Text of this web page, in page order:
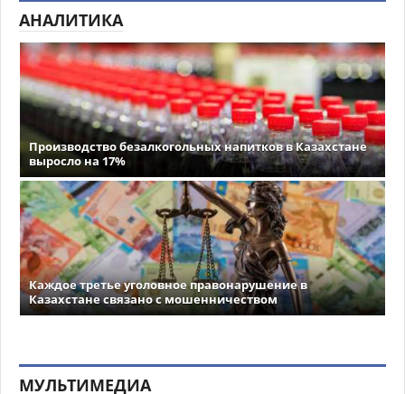
АНАЛИТИКА
Производство безалкогольных напитков в Казахстане
выросло на 17%
Каждое третье уголовное правонарушение в
Казахстане связано с мошенничеством
МУЛЬТИМЕДИА